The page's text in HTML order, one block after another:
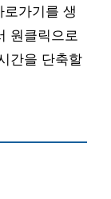
가기를 생
원클릭으로
간을 단축할